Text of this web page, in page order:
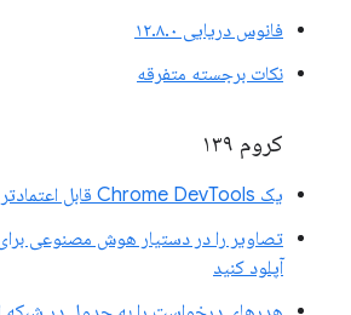
فانوس دریایی ۱۲.۸.۰
نکات برجسته متفرقه
کروم ۱۳۹
یک Chrome DevTools قابل اعتمادتر و پربازده‌تر
تصاویر را در دستیار هوش مصنوعی
آپلود کنید